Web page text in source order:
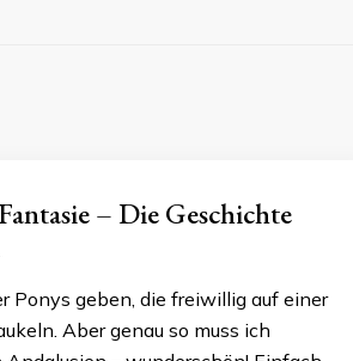
– Die Geschichte
Ponys geben, die freiwillig auf einer
Aber genau so muss ich